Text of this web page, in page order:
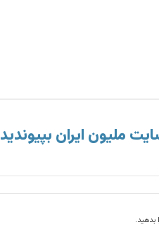
ملیون ایران بپیوندید
بدهید.